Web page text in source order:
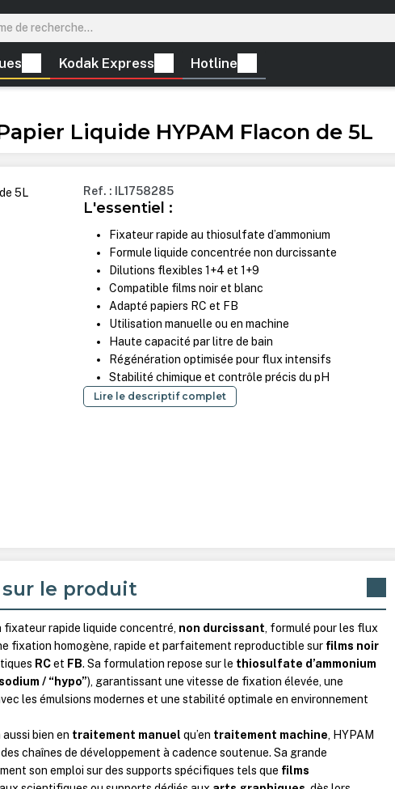
Kodak Express Hotline
Liquide HYPAM Flacon de 5L
Ref. : IL1758285
L'essentiel :
Fixateur rapide au thiosulfate d’ammonium
Formule liquide concentrée non durcissante
Dilutions flexibles 1+4 et 1+9
Compatible films noir et blanc
Adapté papiers RC et FB
Utilisation manuelle ou en machine
Haute capacité par litre de bain
Régénération optimisée pour flux intensifs
Stabilité chimique et contrôle précis du pH
Lire le descriptif complet
le produit
fixateur rapide liquide concentré, non durcissant, formulé pour les flux
fixation homogène, rapide et parfaitement reproductible sur films noir
RCet FB. Sa formulation repose sur le thiosulfate d’ammonium
/ “hypo”), garantissant une vitesse de fixation élevée, une
les émulsions modernes et une stabilité optimale en environnement
bien en traitement manuel qu’en traitement machine, HYPAM
chaînes de développement à cadence soutenue. Sa grande
son emploi sur des supports spécifiques tels que films